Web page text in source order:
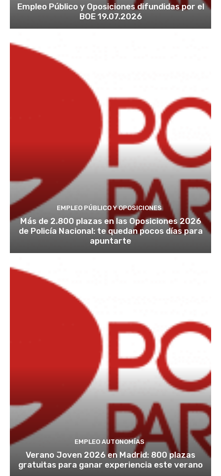
Empleo Público y Oposiciones difundidas por el
BOE 19.07.2026
EMPLEO PÚBLICO Y OPOSICIONES
Más de 2.800 plazas en las Oposiciones 2026
de Policía Nacional: te quedan pocos días para
apuntarte
EMPLEO AUTONOMÍAS
Verano Joven 2026 en Madrid: 800 plazas
gratuitas para ganar experiencia este verano